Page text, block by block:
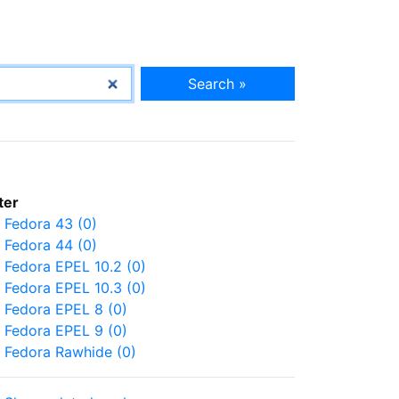
Search »
Fedora 43 (0)
Fedora 44 (0)
Fedora EPEL 10.2 (0)
Fedora EPEL 10.3 (0)
Fedora EPEL 8 (0)
Fedora EPEL 9 (0)
Fedora Rawhide (0)